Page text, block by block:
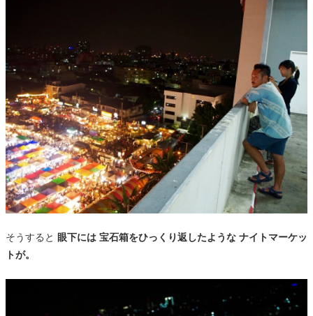
そうすると 眼下には 宝石箱をひっくり返したような ナイトマーケッ
トが。